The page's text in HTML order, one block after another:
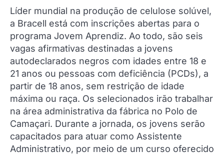
Líder mundial na produção de celulose solúvel,
a Bracell está com inscrições abertas para o
programa Jovem Aprendiz. Ao todo, são seis
vagas afirmativas destinadas a jovens
autodeclarados negros com idades entre 18 e
21 anos ou pessoas com deficiência (PCDs), a
partir de 18 anos, sem restrição de idade
máxima ou raça. Os selecionados irão trabalhar
na área administrativa da fábrica no Polo de
Camaçari. Durante a jornada, os jovens serão
capacitados para atuar como Assistente
Administrativo, por meio de um curso oferecido